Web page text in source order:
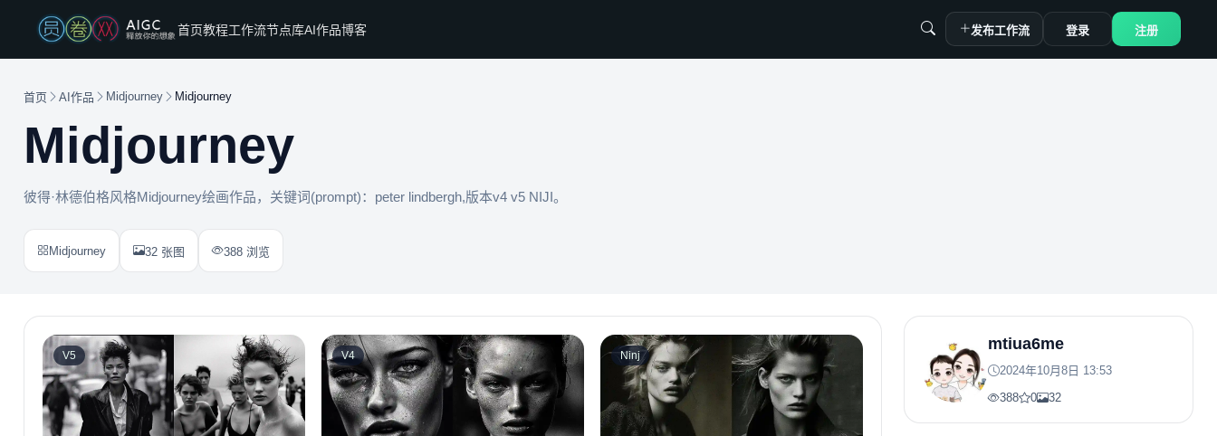
首页教程工作流节点库AI作品博客 发布工作流 登录 注册
首页 AI作品 Midjourney Midjourney
Midjourney
彼得·林德伯格风格Midjourney绘画作品，关键词(prompt)：peter lindbergh,版本v4 v5 NIJI。
Midjourney 32 张图 388 浏览
V5 V4 Ninj
mtiua6me
2024年10月8日 13:53
388
0 32